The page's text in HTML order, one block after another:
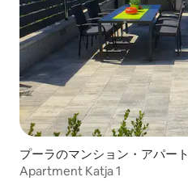
プーラのマンション・アパート
Apartment Katja 1